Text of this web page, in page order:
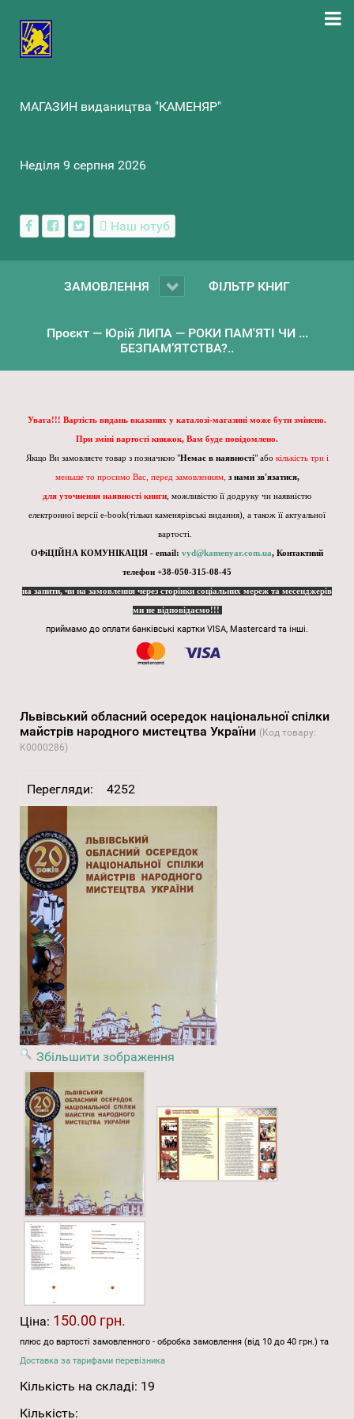
МАГАЗИН видаництва "КАМЕНЯР"
Неділя 9 серпня 2026
Наш ютуб
ЗАМОВЛЕННЯ ФІЛЬТР КНИГ
Проєкт — Юрій ЛИПА — РОКИ ПАМ'ЯТІ ЧИ ...
БЕЗПАМ’ЯТСТВА?..
Увага!!! Вартість видань вказаних у каталозі-магазині може бути змінено.
При зміні вартості книжок, Вам буде повідомлено.
Якщо Ви замовляєте товар з позначкою "Немає в наявності" або кількість три і
меньше то просимо Вас, перед замовленням, з нами зв'язатися,
для уточнення наявності книги , можливістю її додруку чи наявністю
електронної версії e-book(тільки каменярівські видання), а також її актуальної
вартості.
ОФіЦІЙНА КОМУНІКАЦІЯ - email: vyd@kamenyar.com.ua, Контактний
телефон +38-050-315-08-45
на запити, чи на замовлення через сторінки соціальних мереж та месенджерів
ми не відповідаємо!!!
приймамо до оплати банківські картки VISA, Mastercard та інші.
Львівський обласний осередок національної спілки
майстрів народного мистецтва України (Код товару:
K0000286)
Перегляди: 4252
Збільшити зображення
Ціна: 150.00 грн.
плюс до вартості замовленного - обробка замовлення (від 10 до 40 грн.) та
Доставка за тарифами перевізника
Кількість на складі: 19
Кількість: